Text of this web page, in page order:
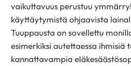
vaikuttavuus perustuu
käyttäytymistä ohjaavista
Tuuppausta on sovellettu
esimerkiksi autettaessa ihmisiä
kannattavampia